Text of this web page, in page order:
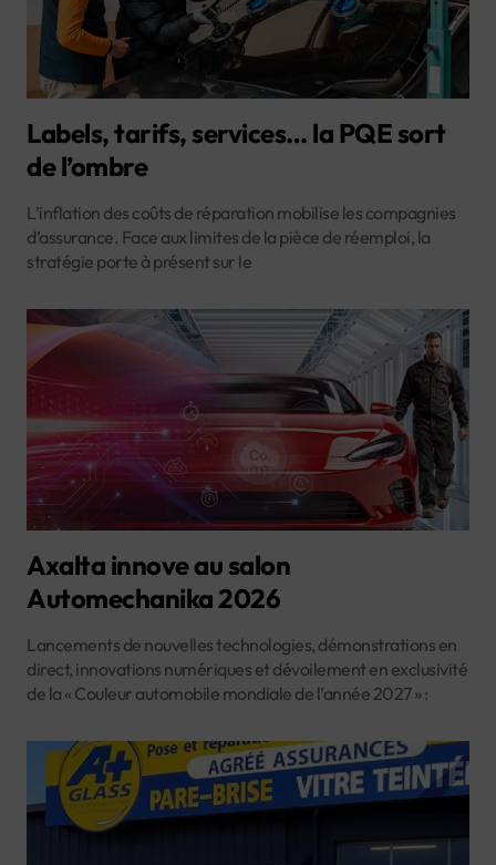
Labels, tarifs, services… la PQE sort
de l’ombre
L’inflation des coûts de réparation mobilise les compagnies
d’assurance. Face aux limites de la pièce de réemploi, la
stratégie porte à présent sur le
Axalta innove au salon
Automechanika 2026
Lancements de nouvelles technologies, démonstrations en
direct, innovations numériques et dévoilement en exclusivité
de la « Couleur automobile mondiale de l’année 2027 » :